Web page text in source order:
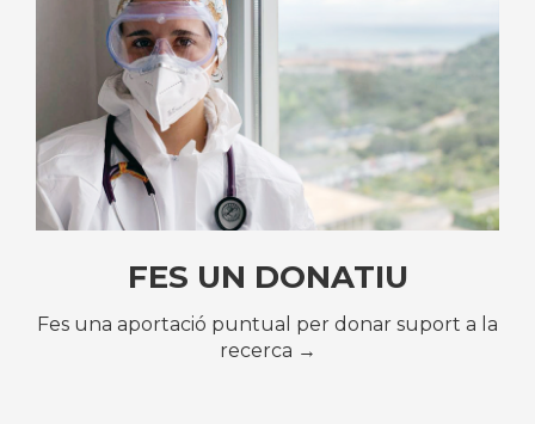
FES UN DONATIU
Fes una aportació puntual per donar suport a la
recerca →